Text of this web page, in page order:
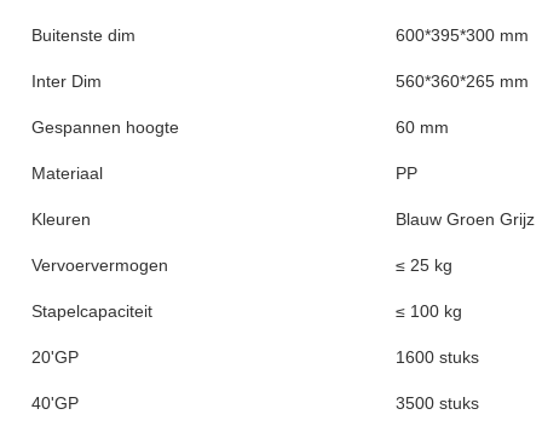
Buitenste dim 600*395*300 mm
Inter Dim 560*360*265 mm
Gespannen hoogte 60 mm
Materiaal PP
Kleuren Blauw Groen Grijz
Vervoervermogen ≤ 25 kg
Stapelcapaciteit ≤ 100 kg
20'GP 1600 stuks
40'GP 3500 stuks